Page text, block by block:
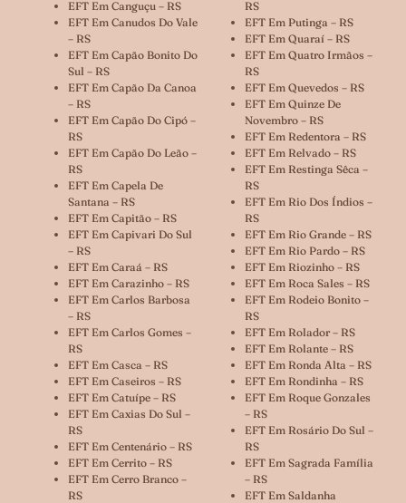
EFT Em Canguçu – RS
EFT Em Canudos Do Vale
– RS
EFT Em Capão Bonito Do
Sul – RS
EFT Em Capão Da Canoa
– RS
EFT Em Capão Do Cipó –
RS
EFT Em Capão Do Leão –
RS
EFT Em Capela De
Santana – RS
EFT Em Capitão – RS
EFT Em Capivari Do Sul
– RS
EFT Em Caraá – RS
EFT Em Carazinho – RS
EFT Em Carlos Barbosa
– RS
EFT Em Carlos Gomes –
RS
EFT Em Casca – RS
EFT Em Caseiros – RS
EFT Em Catuípe – RS
EFT Em Caxias Do Sul –
RS
EFT Em Centenário – RS
EFT Em Cerrito – RS
EFT Em Cerro Branco –
RS
RS
EFT Em Putinga – RS
EFT Em Quaraí – RS
EFT Em Quatro Irmãos –
RS
EFT Em Quevedos – RS
EFT Em Quinze De
Novembro – RS
EFT Em Redentora – RS
EFT Em Relvado – RS
EFT Em Restinga Sêca –
RS
EFT Em Rio Dos Índios –
RS
EFT Em Rio Grande – RS
EFT Em Rio Pardo – RS
EFT Em Riozinho – RS
EFT Em Roca Sales – RS
EFT Em Rodeio Bonito –
RS
EFT Em Rolador – RS
EFT Em Rolante – RS
EFT Em Ronda Alta – RS
EFT Em Rondinha – RS
EFT Em Roque Gonzales
– RS
EFT Em Rosário Do Sul –
RS
EFT Em Sagrada Família
– RS
EFT Em Saldanha